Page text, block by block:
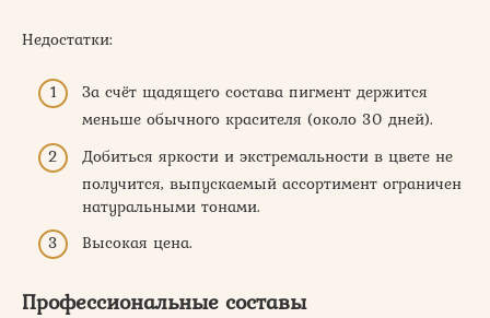
Недостатки:
За счёт щадящего состава пигмент держится
меньше обычного красителя (около 30 дней).
Добиться яркости и экстремальности в цвете не
получится, выпускаемый ассортимент ограничен
натуральными тонами.
Высокая цена.
Профессиональные составы